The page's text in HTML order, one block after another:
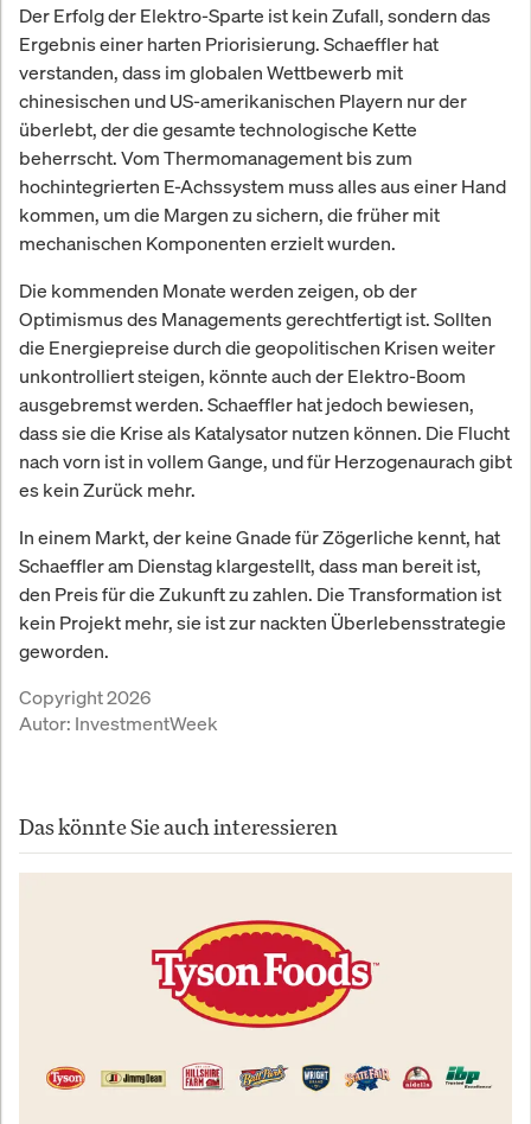
Der Erfolg der Elektro-Sparte ist kein Zufall, sondern das
Ergebnis einer harten Priorisierung. Schaeffler hat
verstanden, dass im globalen Wettbewerb mit
chinesischen und US-amerikanischen Playern nur der
überlebt, der die gesamte technologische Kette
beherrscht. Vom Thermomanagement bis zum
hochintegrierten E-Achssystem muss alles aus einer Hand
kommen, um die Margen zu sichern, die früher mit
mechanischen Komponenten erzielt wurden.
Die kommenden Monate werden zeigen, ob der
Optimismus des Managements gerechtfertigt ist. Sollten
die Energiepreise durch die geopolitischen Krisen weiter
unkontrolliert steigen, könnte auch der Elektro-Boom
ausgebremst werden. Schaeffler hat jedoch bewiesen,
dass sie die Krise als Katalysator nutzen können. Die Flucht
nach vorn ist in vollem Gange, und für Herzogenaurach gibt
es kein Zurück mehr.
In einem Markt, der keine Gnade für Zögerliche kennt, hat
Schaeffler am Dienstag klargestellt, dass man bereit ist,
den Preis für die Zukunft zu zahlen. Die Transformation ist
kein Projekt mehr, sie ist zur nackten Überlebensstrategie
geworden.
Copyright 2026
Autor: InvestmentWeek
Das könnte Sie auch interessieren